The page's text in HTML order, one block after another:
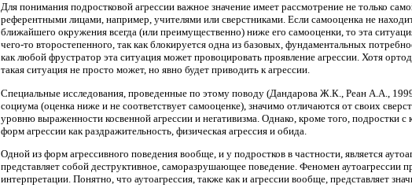
Для понимания подростковой агрессии важное значение имеет рассмотрение не только
референтными лицами, например, учителями или сверстниками. Если самооценка не
ближайшего окружения всегда (или преимущественно) ниже его самооценки, то эта
чего-то второстепенного, так как блокируется одна из базовых, фундаментальных
как любой фрустратор эта ситуация может провоцировать проявление агрессии. Хотя
такая ситуация не просто может, но явно будет приводить к агрессии.
Специальные исследования, проведенные по этому поводу (Дандарова Ж.К., Реан А.А.,
социума (оценка ниже и не соответствует самооценке), значимо отличаются от своих
уровню выраженности косвенной агрессии и негативизма. Однако, кроме того,
форм агрессии как раздражительность, физическая агрессия и обида.
Одной из форм агрессивного поведения вообще, и у подростков в частности, является
представляет собой деструктивное, саморазрушающее поведение. Феномен аутоагрессии
интерпретации. Понятно, что аутоагрессия, также как и агрессии вообще, представляет